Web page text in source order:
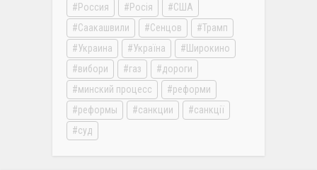
Россия
Росія
США
Саакашвили
Сенцов
Трамп
Украина
Україна
Широкино
вибори
газ
дороги
минский процесс
реформи
реформы
санкции
санкції
суд